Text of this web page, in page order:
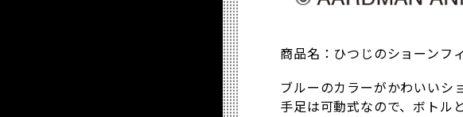
商品名：ひつじのショーンフ
ブルーのカラーがかわいいシ
手足は可動式なので、ボトル